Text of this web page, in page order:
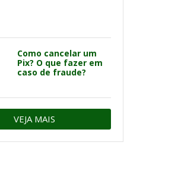
Como cancelar um
Pix? O que fazer em
caso de fraude?
VEJA MAIS